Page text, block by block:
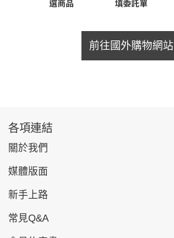
前往國外購物網站
各項連結
關於我們
媒體版面
新手上路
常見Q&A